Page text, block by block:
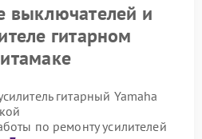
выключателей и
гитарном
гитарный Yamaha
по ремонту усилителей